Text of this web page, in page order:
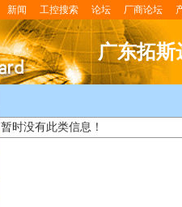
新闻 工控搜索 论坛 厂商论坛
广东拓斯
暂时没有此类信息！